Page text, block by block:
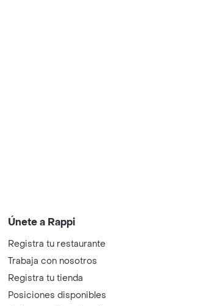
Únete a Rappi
Registra tu restaurante
Trabaja con nosotros
Registra tu tienda
Posiciones disponibles